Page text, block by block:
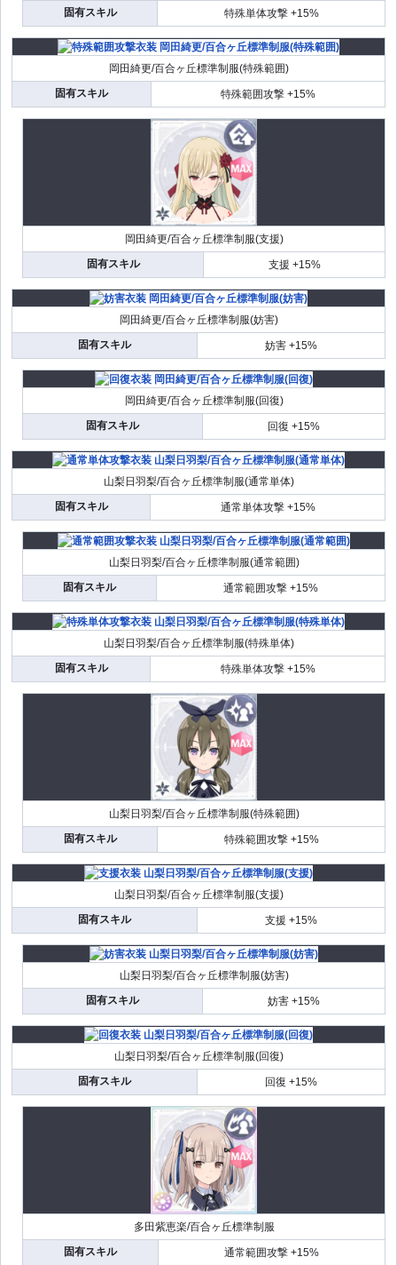
固有スキル 特殊単体攻撃 +15%
岡田綺更/百合ヶ丘標準制服(特殊範囲)
固有スキル
特殊範囲攻撃 +15%
岡田綺更/百合ヶ丘標準制服(支援)
固有スキル
支援 +15%
岡田綺更/百合ヶ丘標準制服(妨害)
固有スキル
妨害 +15%
岡田綺更/百合ヶ丘標準制服(回復)
固有スキル
回復 +15%
山梨日羽梨/百合ヶ丘標準制服(通常単体)
固有スキル
通常単体攻撃 +15%
山梨日羽梨/百合ヶ丘標準制服(通常範囲)
固有スキル
通常範囲攻撃 +15%
山梨日羽梨/百合ヶ丘標準制服(特殊単体)
固有スキル
特殊単体攻撃 +15%
山梨日羽梨/百合ヶ丘標準制服(特殊範囲)
固有スキル
特殊範囲攻撃 +15%
山梨日羽梨/百合ヶ丘標準制服(支援)
固有スキル
支援 +15%
山梨日羽梨/百合ヶ丘標準制服(妨害)
固有スキル
妨害 +15%
山梨日羽梨/百合ヶ丘標準制服(回復)
固有スキル
回復 +15%
多田紫恵楽/百合ヶ丘標準制服
固有スキル
通常範囲攻撃 +15%